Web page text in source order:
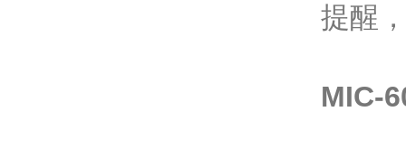
提醒
MIC-